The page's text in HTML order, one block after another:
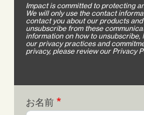
Impact is committed to protecting
We will only use the contact
contact you about our products and
unsubscribe from these
information on how to unsubscribe,
our privacy practices and
privacy, please review our Privacy
お名前